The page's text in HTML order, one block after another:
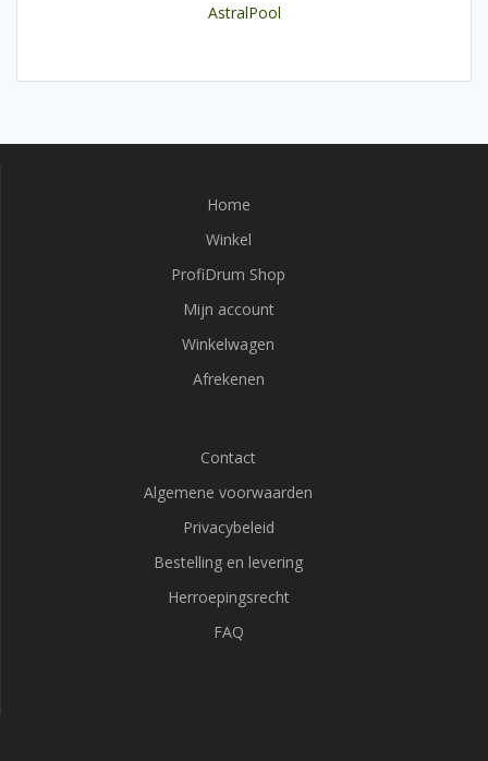
AstralPool
Home
Winkel
ProfiDrum Shop
Mijn account
Winkelwagen
Afrekenen
Contact
Algemene voorwaarden
Privacybeleid
Bestelling en levering
Herroepingsrecht
FAQ